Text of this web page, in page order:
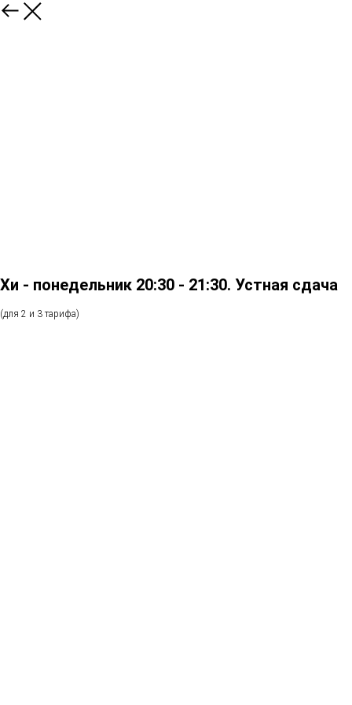
Хи - понедельник 20:30 - 21:30. Устная сдача
(для 2 и 3 тарифа)